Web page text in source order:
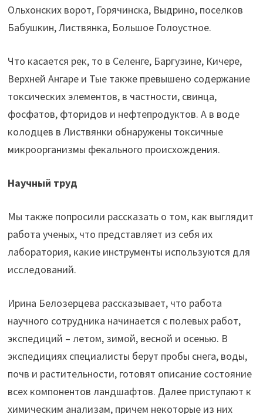
Ольхонских ворот, Горячинска, Выдрино, поселков
Бабушкин, Листвянка, Большое Голоустное.
Что касается рек, то в Селенге, Баргузине, Кичере,
Верхней Ангаре и Тые также превышено содержание
токсических элементов, в частности, свинца,
фосфатов, фторидов и нефтепродуктов. А в воде
колодцев в Листвянки обнаружены токсичные
микроорганизмы фекального происхождения.
Научный труд
Мы также попросили рассказать о том, как выглядит
работа ученых, что представляет из себя их
лаборатория, какие инструменты используются для
исследований.
Ирина Белозерцева рассказывает, что работа
научного сотрудника начинается с полевых работ,
экспедиций – летом, зимой, весной и осенью. В
экспедициях специалисты берут пробы снега, воды,
почв и растительности, готовят описание состояние
всех компонентов ландшафтов. Далее приступают к
химическим анализам, причем некоторые из них